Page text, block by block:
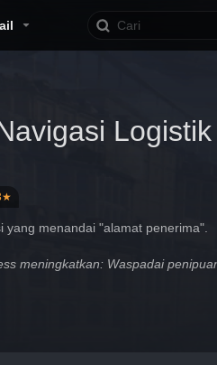
Logistik
yang menandai "alamat penerima".
meningkatkan: Waspadai